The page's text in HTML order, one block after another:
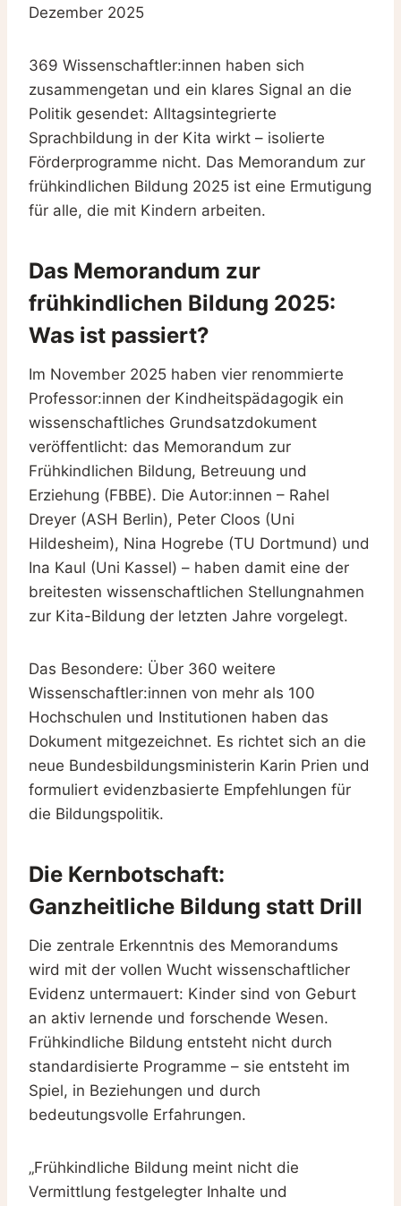
Dezember 2025
369 Wissenschaftler:innen haben sich
zusammengetan und ein klares Signal an die
Politik gesendet: Alltagsintegrierte
Sprachbildung in der Kita wirkt – isolierte
Förderprogramme nicht. Das Memorandum zur
frühkindlichen Bildung 2025 ist eine Ermutigung
für alle, die mit Kindern arbeiten.
Das Memorandum zur
frühkindlichen Bildung 2025:
Was ist passiert?
Im November 2025 haben vier renommierte
Professor:innen der Kindheitspädagogik ein
wissenschaftliches Grundsatzdokument
veröffentlicht: das Memorandum zur
Frühkindlichen Bildung, Betreuung und
Erziehung (FBBE). Die Autor:innen – Rahel
Dreyer (ASH Berlin), Peter Cloos (Uni
Hildesheim), Nina Hogrebe (TU Dortmund) und
Ina Kaul (Uni Kassel) – haben damit eine der
breitesten wissenschaftlichen Stellungnahmen
zur Kita-Bildung der letzten Jahre vorgelegt.
Das Besondere: Über 360 weitere
Wissenschaftler:innen von mehr als 100
Hochschulen und Institutionen haben das
Dokument mitgezeichnet. Es richtet sich an die
neue Bundesbildungsministerin Karin Prien und
formuliert evidenzbasierte Empfehlungen für
die Bildungspolitik.
Die Kernbotschaft:
Ganzheitliche Bildung statt Drill
Die zentrale Erkenntnis des Memorandums
wird mit der vollen Wucht wissenschaftlicher
Evidenz untermauert: Kinder sind von Geburt
an aktiv lernende und forschende Wesen.
Frühkindliche Bildung entsteht nicht durch
standardisierte Programme – sie entsteht im
Spiel, in Beziehungen und durch
bedeutungsvolle Erfahrungen.
„Frühkindliche Bildung meint nicht die
Vermittlung festgelegter Inhalte und